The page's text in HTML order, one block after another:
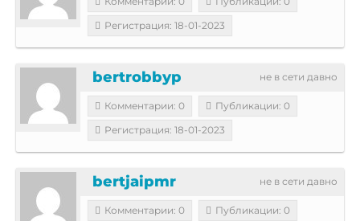
Регистрация: 18-01-2023
не в сети давно
bertrobbyp
Комментарии: 0
Публикации: 0
Регистрация: 18-01-2023
не в сети давно
bertjaipmr
Комментарии: 0
Публикации: 0